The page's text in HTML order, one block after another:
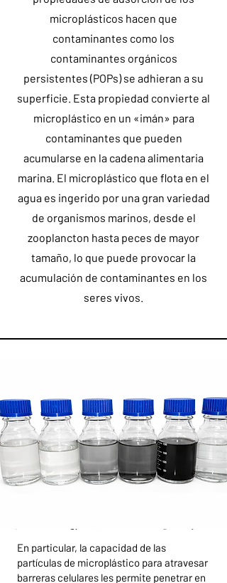
microplásticos hacen que
contaminantes como los
contaminantes orgánicos
persistentes (POPs) se adhieran a su
superficie. Esta propiedad convierte al
microplástico en un «imán» para
contaminantes que pueden
acumularse en la cadena alimentaria
marina. El microplástico que flota en el
agua es ingerido por una gran variedad
de organismos marinos, desde el
zooplancton hasta peces de mayor
tamaño, lo que puede provocar la
acumulación de contaminantes en los
seres vivos.
En particular, la capacidad de las
partículas de microplástico para atravesar
barreras celulares les permite penetrar en